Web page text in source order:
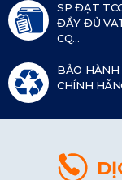
SP ĐẠT
ĐẦY ĐỦ
CQ...
BẢO HÀNH
CHÍNH